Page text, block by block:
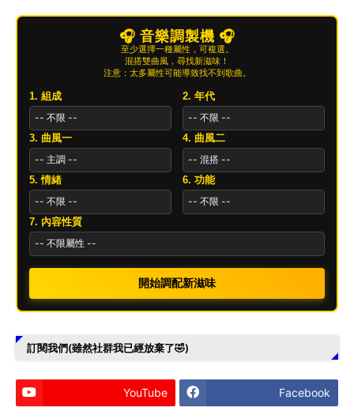
🎧 音樂調製機 🎧
至少選擇一種屬性，可複選。
混搭雙曲風，尋找新滋味！
注意：太多屬性可能導致找不到歌曲。
1. 組成 2. 年代
3. 曲風一 4. 曲風二
5. 情緒 6. 功能
7. 內容性質
開始調配新滋味
訂閱我們(雖然社群我已經放棄了🤣)
YouTube Facebook